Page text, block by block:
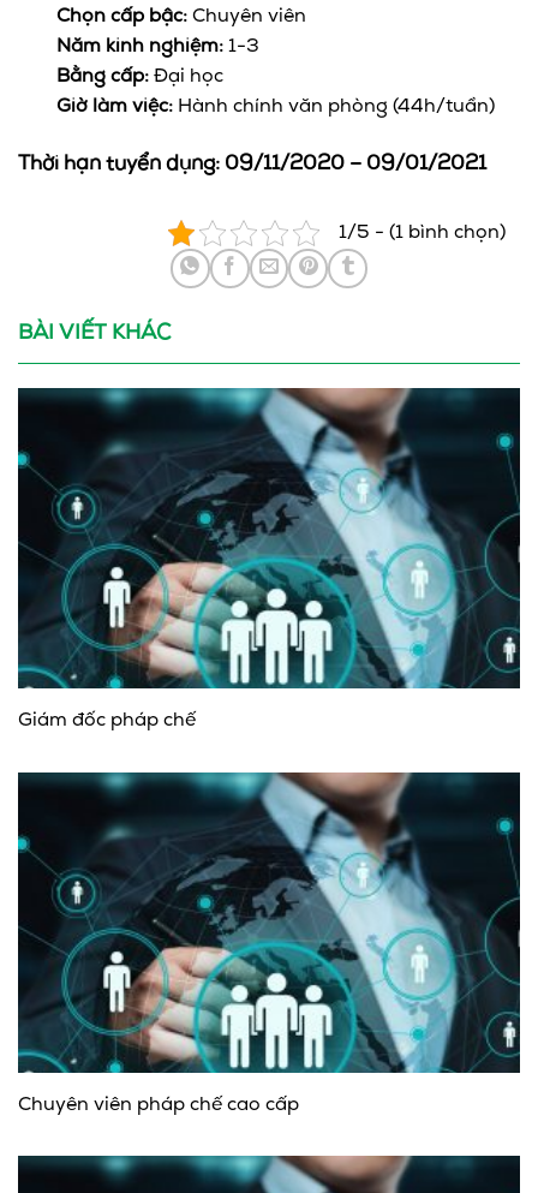
Chọn cấp bậc: Chuyên viên
Năm kinh nghiệm: 1-3
Bằng cấp: Đại học
Giờ làm việc: Hành chính văn phòng (44h/tuần)
Thời hạn tuyển dụng: 09/11/2020 – 09/01/2021
1/5 - (1 bình chọn)
BÀI VIẾT KHÁC
Giám đốc pháp chế
Chuyên viên pháp chế cao cấp